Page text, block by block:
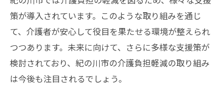
策が導入されています。このような取り組みを通じ
て、介護者が安心して役目を果たせる環境が整えられ
つつあります。未来に向けて、さらに多様な支援策が
検討されており、紀の川市の介護負担軽減の取り組み
は今後も注目されるでしょう。